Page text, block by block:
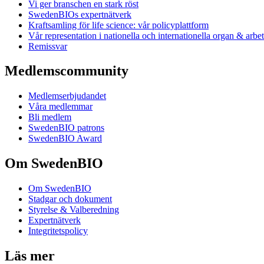
Vi ger branschen en stark röst
SwedenBIOs expertnätverk
Kraftsamling för life science: vår policyplattform
Vår representation i nationella och internationella organ &
Remissvar
Medlemscommunity
Medlemserbjudandet
Våra medlemmar
Bli medlem
SwedenBIO patrons
SwedenBIO Award
Om SwedenBIO
Om SwedenBIO
Stadgar och dokument
Styrelse & Valberedning
Expertnätverk
Integritetspolicy
Läs mer